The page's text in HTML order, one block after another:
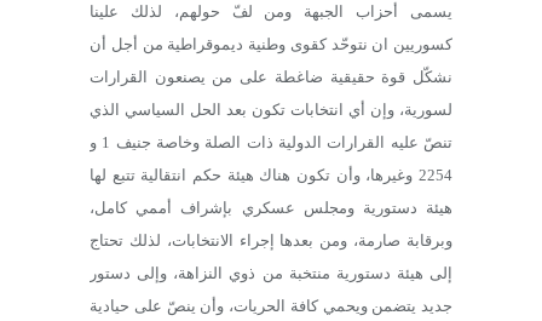
يسمى أحزاب الجبهة ومن لفّ حولهم، لذلك علينا
كسوريين ان نتوحّد كقوى وطنية ديموقراطية من أجل أن
نشكّل قوة حقيقية ضاغطة على من يصنعون القرارات
لسورية، وإن أي انتخابات تكون بعد الحل السياسي الذي
تنصّ عليه القرارات الدولية ذات الصلة وخاصة جنيف 1 و
2254 وغيرها، وأن تكون هناك هيئة حكم انتقالية تتبع لها
هيئة دستورية ومجلس عسكري بإشراف أممي كامل،
وبرقابة صارمة، ومن بعدها إجراء الانتخابات، لذلك تحتاج
إلى هيئة دستورية منتخبة من ذوي النزاهة، وإلى دستور
جديد يتضمن ويحمي كافة الحريات، وأن ينصّ على حيادية